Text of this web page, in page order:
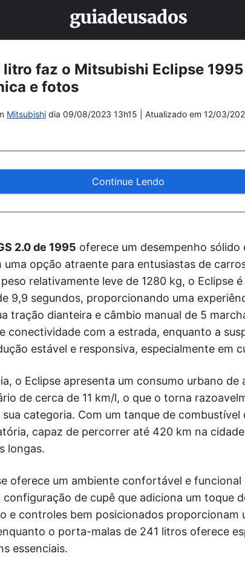
faz o Mitsubishi Eclipse 1995
e fotos
Mitsubishi dia 09/08/2023 13h15 | Atualizado em 12/03/
Continue Lendo
2.0 de 1995 oferece um desempenho sólido
opção atraente para entusiastas de
relativamente leve de 1280 kg, o Eclipse
9,9 segundos, proporcionando uma
tração dianteira e câmbio manual de 5
conectividade com a estrada, enquanto a
estável e responsiva, especialmente em
o Eclipse apresenta um consumo urbano de
de cerca de 11 km/l, o que o torna
categoria. Com um tanque de
capaz de percorrer até 420 km na
longas.
oferece um ambiente confortável e funcional
configuração de cupê que adiciona um toque
e controles bem posicionados proporcionam
o porta-malas de 241 litros oferece
essenciais.